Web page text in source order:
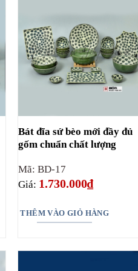
Bát đĩa sứ bèo mới đầy đủ
gốm chuẩn chất lượng
Mã: BD-17
Giá: 1.730.000₫
THÊM VÀO GIỎ HÀNG